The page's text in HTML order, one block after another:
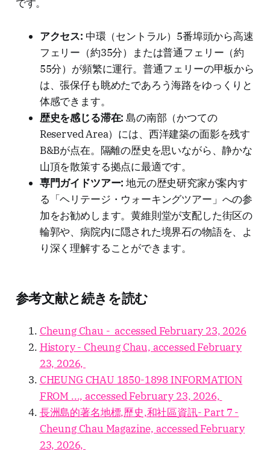
です。
アクセス: 中環（セントラル）5番埠頭から高速
フェリー（約35分）または普通フェリー（約
55分）が頻繁に運行。普通フェリーの甲板から
は、張保仔も眺めたであろう海路をゆっくりと
体感できます。
歴史を感じる滞在: 島の南部（かつての
Reserved Area）には、西洋建築の面影を残す
B&Bが点在。隔離の歴史を思いながら、静かな
山頂を散策する拠点に最適です。
専門ガイドツアー: 地元の歴史研究家が案内す
る「ヘリテージ・ウォーキングツアー」への参
加をお勧めします。黄維則堂が支配した街区の
輪郭や、病院内に隠された境界石の物語を、よ
り深く理解することができます。
参考文献と続きを読む
Cheung Chau - accessed February 23, 2026
History - Cheung Chau, accessed February
23, 2026,
CHEUNG CHAU 1850-1898 INFORMATION
FROM ..., accessed February 23, 2026,
長洲島的著名地標,歷史,和社區資訊- Part 7 -
Cheung Chau Magazine, accessed February
23, 2026,